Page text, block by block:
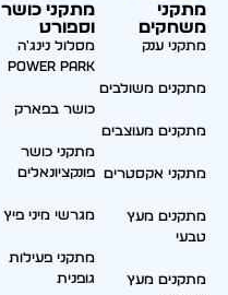
מתקני
משחקים
מתקני ענק
מתקנים משולבים
מתקנים מעוצבים
מתקני אקסטרים
מתקנים מעץ
טבעי
מתקנים מעץ
מתקני כושר
וספורט
מסלול נינג'ה
Power park
כושר בפארק
מתקני כושר
פונקציונאלים
מגרשי מיני פיץ
מתקני פעילות
גופנית